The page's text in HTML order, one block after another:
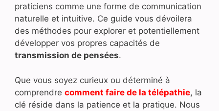
praticiens comme une forme de communication
naturelle et intuitive. Ce guide vous dévoilera
des méthodes pour explorer et potentiellement
développer vos propres capacités de
transmission de pensées.
Que vous soyez curieux ou déterminé à
comprendre comment faire de la télépathie, la
clé réside dans la patience et la pratique. Nous